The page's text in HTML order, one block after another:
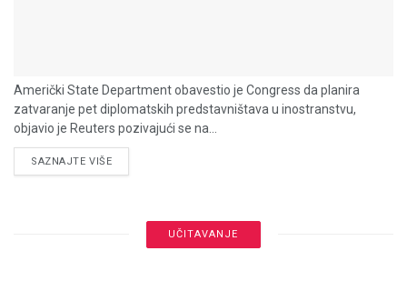
Američki State Department obavestio je Congress da planira
zatvaranje pet diplomatskih predstavništava u inostranstvu,
objavio je Reuters pozivajući se na...
SAZNAJTE VIŠEDETAILS
UČITAVANJE